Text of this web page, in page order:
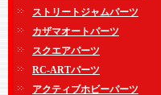
ストリートジャムパーツ
カザマオートパーツ
スクエアパーツ
RC-ARTパーツ
アクティブホビーパーツ